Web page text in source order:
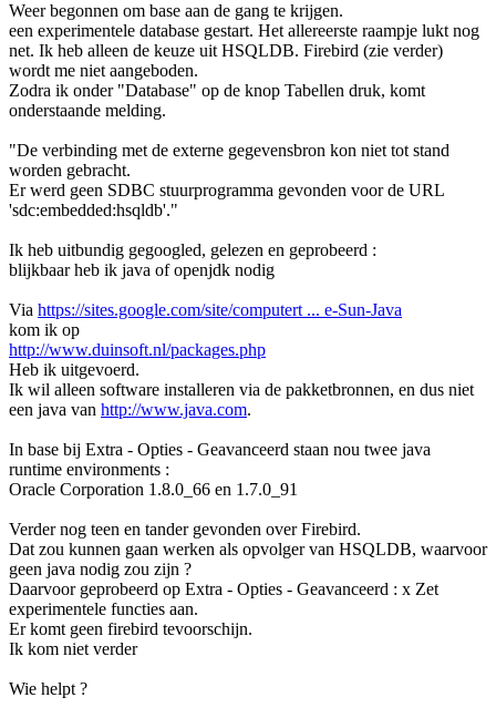
Weer begonnen om base aan de gang te krijgen.
een experimentele database gestart. Het allereerste raampje lukt nog
net. Ik heb alleen de keuze uit HSQLDB. Firebird (zie verder)
wordt me niet aangeboden.
Zodra ik onder "Database" op de knop Tabellen druk, komt
onderstaande melding.
"De verbinding met de externe gegevensbron kon niet tot stand
worden gebracht.
Er werd geen SDBC stuurprogramma gevonden voor de URL
'sdc:embedded:hsqldb'."
Ik heb uitbundig gegoogled, gelezen en geprobeerd :
blijkbaar heb ik java of openjdk nodig
Via https://sites.google.com/site/computert ... e-Sun-Java
kom ik op
http://www.duinsoft.nl/packages.php
Heb ik uitgevoerd.
Ik wil alleen software installeren via de pakketbronnen, en dus niet
een java van http://www.java.com.
In base bij Extra - Opties - Geavanceerd staan nou twee java
runtime environments :
Oracle Corporation 1.8.0_66 en 1.7.0_91
Verder nog teen en tander gevonden over Firebird.
Dat zou kunnen gaan werken als opvolger van HSQLDB, waarvoor
geen java nodig zou zijn ?
Daarvoor geprobeerd op Extra - Opties - Geavanceerd : x Zet
experimentele functies aan.
Er komt geen firebird tevoorschijn.
Ik kom niet verder
Wie helpt ?